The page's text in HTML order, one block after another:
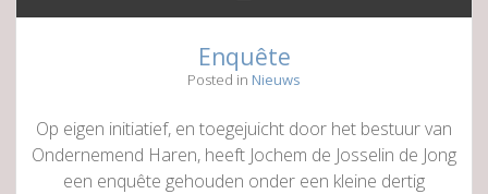
Enquête
Posted in Nieuws
Op eigen initiatief, en toegejuicht door het bestuur van
Ondernemend Haren, heeft Jochem de Josselin de Jong
een enquête gehouden onder een kleine dertig